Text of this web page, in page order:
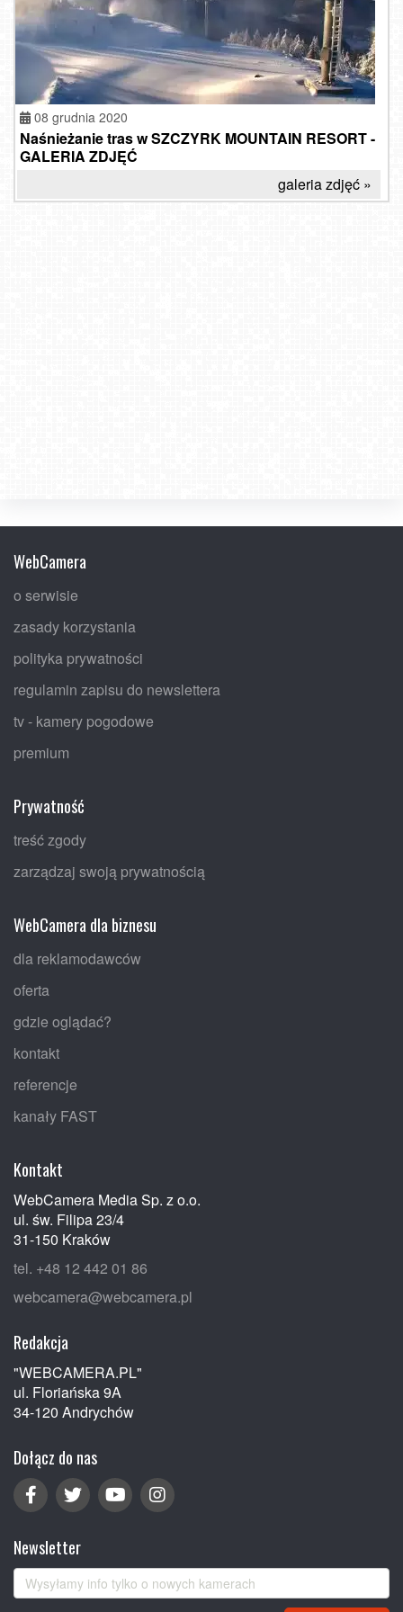
08 grudnia 2020
Naśnieżanie tras w SZCZYRK MOUNTAIN RESORT -
GALERIA ZDJĘĆ
galeria zdjęć »
WebCamera
o serwisie
zasady korzystania
polityka prywatności
regulamin zapisu do newslettera
tv - kamery pogodowe
premium
Prywatność
treść zgody
zarządzaj swoją prywatnością
WebCamera dla biznesu
dla reklamodawców
oferta
gdzie oglądać?
kontakt
referencje
kanały FAST
Kontakt
WebCamera Media Sp. z o.o.
ul. św. Filipa 23/4
31-150 Kraków
tel. +48 12 442 01 86
webcamera@webcamera.pl
Redakcja
"WEBCAMERA.PL"
ul. Floriańska 9A
34-120 Andrychów
Dołącz do nas
Newsletter